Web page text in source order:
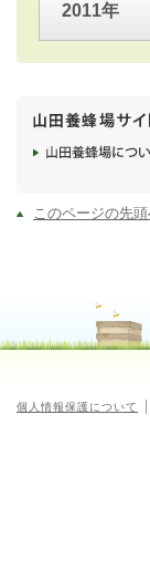
2011年
このページの先
個人情報保護について